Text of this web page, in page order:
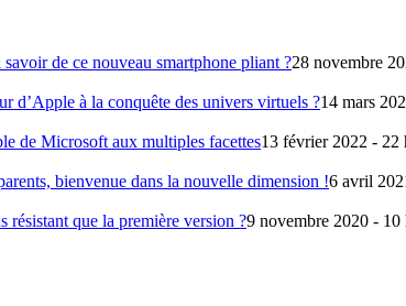
de ce nouveau smartphone pliant ?28 novembre
d’Apple à la conquête des univers virtuels ?14 mars
de Microsoft aux multiples facettes13 février 2022 - 22
bienvenue dans la nouvelle dimension !6 avril
que la première version ?9 novembre 2020 - 10